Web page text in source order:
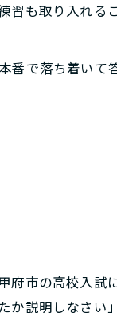
習も取り入れる
番で落ち着いて
府市の高校入試
説明しなさい